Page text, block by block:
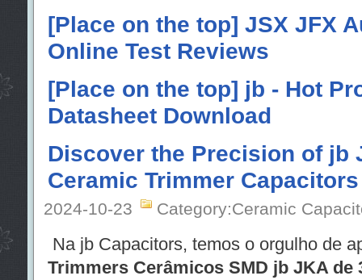
[Place on the top] JSX JFX
Online Test Reviews
[Place on the top] jb - Hot
Datasheet Download
Discover the Precision of jb
Ceramic Trimmer
2024-10-23 Category:Ceramic
Na jb Capacitors, temos o orgulho de
Trimmers Cerâmicos SMD jb JKA de